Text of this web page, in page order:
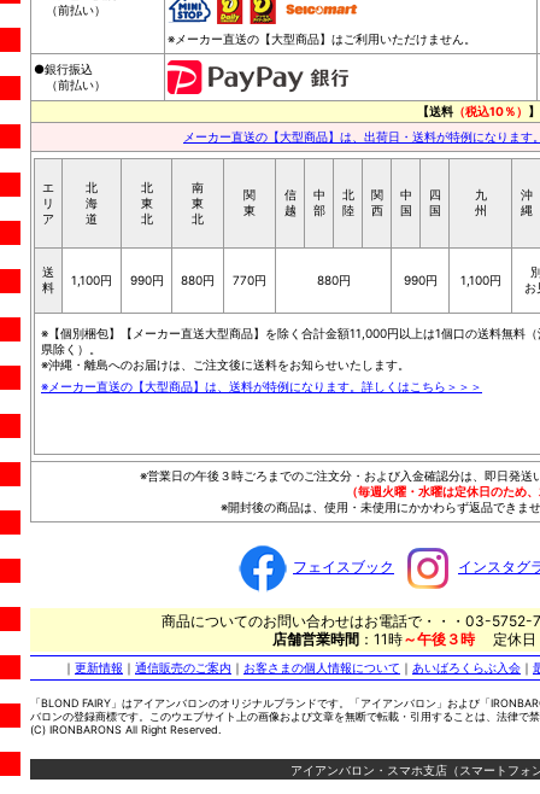
（前払い）
※メーカー直送の【大型商品】はご利用いただけません。
●銀行振込
（前払い）
【送料 （税込10％） 】
メーカー直送の【大型商品】は、出荷日・送料が特例になりま
エ
リ
ア
北
海
道
北
東
北
南
東
北
関
東
信
越
中
部
北
陸
関
西
中
国
四
国
九
州
沖
縄
送
料
1,100円 990円 880円 770円 880円 990円 1,100円
お
※【個別梱包】【メーカー直送大型商品】を除く合計金額11,000円以上は1個口の送料無料（
県除く）。
※沖縄・離島へのお届けは、ご注文後に送料をお知らせいたします。
※メーカー直送の【大型商品】は、送料が特例になります。詳しくはこちら＞＞＞
※営業日の午後３時ごろまでのご注文分・および入金確認分は、即日発
（毎週火曜・水曜は定休日のため
※開封後の商品は、使用・未使用にかかわらず返品できま
フェイスブック インスタグ
商品についてのお問い合わせはお電話で・・・03-5752-
店舗営業時間 ：11時～午後３時 定休
｜ 更新情報 ｜ 通信販売のご案内 ｜ お客さまの個人情報について ｜ あいばろくらぶ入会 ｜
「BLOND FAIRY」はアイアンバロンのオリジナルブランドです。「アイアンバロン」および「
バロンの登録商標です。このウエブサイト上の画像および文章を無断で転載・引用することは、法律で
(C) IRONBARONS All Right Reserved.
アイアンバロン・スマホ支店（スマートフォ